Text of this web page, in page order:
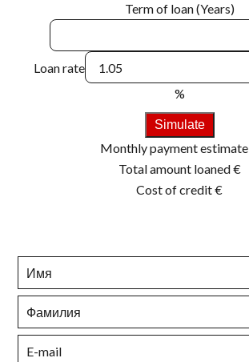
Term of loan (Years)
Loan rate
%
Simulate
Monthly payment estimate
Total amount loaned€
Cost of credit€